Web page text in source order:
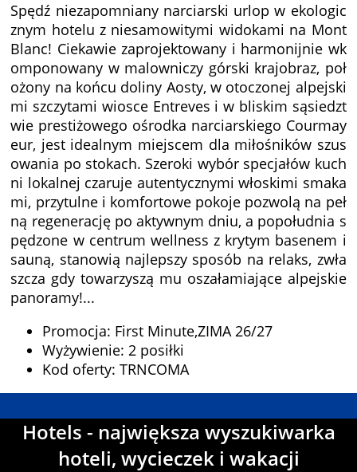
Spędź niezapomniany narciarski urlop w ekologic
znym hotelu z niesamowitymi widokami na Mont
Blanc! Ciekawie zaprojektowany i harmonijnie wk
omponowany w malowniczy górski krajobraz, poł
ożony na końcu doliny Aosty, w otoczonej alpejski
mi szczytami wiosce Entreves i w bliskim sąsiedzt
wie prestiżowego ośrodka narciarskiego Courmay
eur, jest idealnym miejscem dla miłośników szus
owania po stokach. Szeroki wybór specjałów kuch
ni lokalnej czaruje autentycznymi włoskimi smaka
mi, przytulne i komfortowe pokoje pozwolą na peł
ną regenerację po aktywnym dniu, a popołudnia s
pędzone w centrum wellness z krytym basenem i
sauną, stanowią najlepszy sposób na relaks, zwła
szcza gdy towarzyszą mu oszałamiające alpejskie
panoramy!...
Promocja: First Minute,ZIMA 26/27
Wyżywienie: 2 posiłki
Kod oferty: TRNCOMA
Hotels - największa wyszukiwarka
hoteli, wycieczek i wakacji